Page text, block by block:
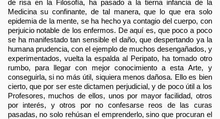
de risa en la Filosofía, ha pasado a la tierna infancia de la
Medicina su confinante, de tal manera, que lo que era solo
epidemia de la mente, se ha hecho ya contagio del cuerpo, con
perjuicio notable de los enfermos. De aquí es, que poco a poco
se ha manifestado tan sensible el daño, que despertando ya la
humana prudencia, con el ejemplo de muchos desengañados, y
experimentados, vuelta la espalda al Peripato, ha tomado otro
rumbo, para llegar con mejor conocimiento a esta Arte, y
conseguirla, si no más útil, siquiera menos dañosa. Ello es bien
cierto, que por ser este dictamen perjudicial, y de poco útil a los
Profesores, muchos de ellos, unos por mayor facilidad, otros
por interés, y otros por no confesarse reos de las curas
pasadas, no solo rehúsan el emprenderlo, sino que procuran el